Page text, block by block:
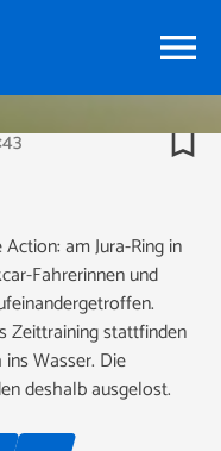
menu
bookmark_border
am Jura-Ring in
Fahrerinnen und
Zeittraining stattfinden
Wasser. Die
deshalb ausgelost.